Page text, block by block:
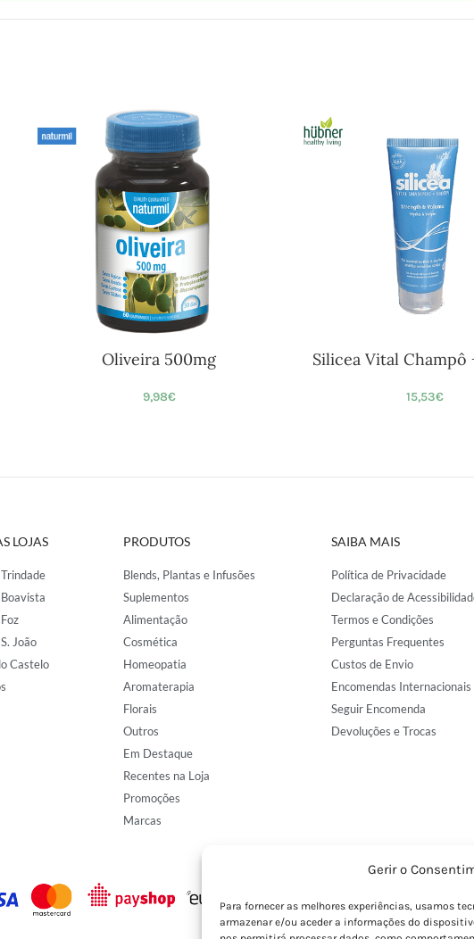
Gerir o
Para fornecer as melhores experiências, usamos
armazenar e/ou aceder a informações do
Oliveira 500mg
9,98€
Silicea Vital Champô
15,53€
LOJAS
João
Castelo
PRODUTOS
Blends, Plantas e Infusões
Suplementos
Alimentação
Cosmética
Homeopatia
Aromaterapia
Florais
Outros
Em Destaque
Recentes na Loja
Promoções
Marcas
SAIBA MAIS
Política de Privacidade
Declaração de
Termos e Condições
Perguntas Frequentes
Custos de Envio
Encomendas Internacionais
Seguir Encomenda
Devoluções e Trocas